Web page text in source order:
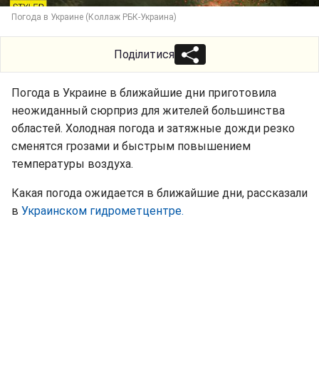
Погода в Украине (Коллаж РБК-Украина)
Поділитися
Погода в Украине в ближайшие дни приготовила
неожиданный сюрприз для жителей большинства
областей. Холодная погода и затяжные дожди резко
сменятся грозами и быстрым повышением
температуры воздуха.
Какая погода ожидается в ближайшие дни, рассказали
в Украинском гидрометцентре.